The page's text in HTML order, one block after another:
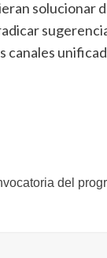
solucionar
canales
del